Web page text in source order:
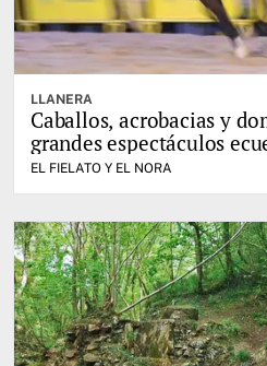
LLANERA
Caballos, acrobacias y
grandes espectáculos
EL FIELATO Y EL NORA